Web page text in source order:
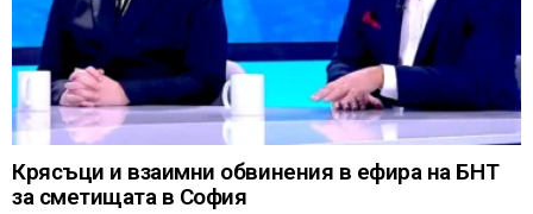
Крясъци и взаимни обвинения в ефира на БНТ
за сметищата в София